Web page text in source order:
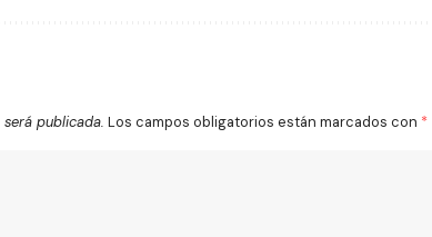
publicada. Los campos obligatorios están marcados con *